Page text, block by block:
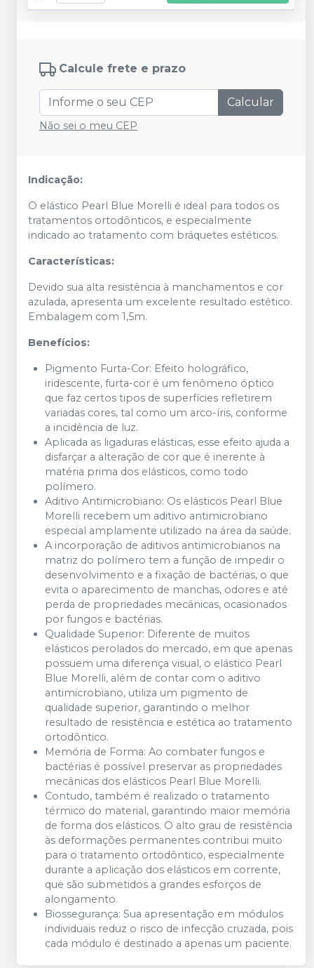
Calcule frete e prazo
Calcular
Não sei o meu CEP
Indicação:
O elástico Pearl Blue Morelli é ideal para todos os
tratamentos ortodônticos, e especialmente
indicado ao tratamento com bráquetes estéticos.
Características:
Devido sua alta resistência à manchamentos e cor
azulada, apresenta um excelente resultado estético.
Embalagem com 1,5m.
Benefícios:
Pigmento Furta-Cor: Efeito holográfico,
iridescente, furta-cor é um fenômeno óptico
que faz certos tipos de superfícies refletirem
variadas cores, tal como um arco-íris, conforme
a incidência de luz.
Aplicada as ligaduras elásticas, esse efeito ajuda a
disfarçar a alteração de cor que é inerente à
matéria prima dos elásticos, como todo
polímero.
Aditivo Antimicrobiano: Os elásticos Pearl Blue
Morelli recebem um aditivo antimicrobiano
especial amplamente utilizado na área da saúde.
A incorporação de aditivos antimicrobianos na
matriz do polímero tem a função de impedir o
desenvolvimento e a fixação de bactérias, o que
evita o aparecimento de manchas, odores e até
perda de propriedades mecânicas, ocasionados
por fungos e bactérias.
Qualidade Superior: Diferente de muitos
elásticos perolados do mercado, em que apenas
possuem uma diferença visual, o elástico Pearl
Blue Morelli, além de contar com o aditivo
antimicrobiano, utiliza um pigmento de
qualidade superior, garantindo o melhor
resultado de resistência e estética ao tratamento
ortodôntico.
Memória de Forma: Ao combater fungos e
bactérias é possível preservar as propriedades
mecânicas dos elásticos Pearl Blue Morelli.
Contudo, também é realizado o tratamento
térmico do material, garantindo maior memória
de forma dos elásticos. O alto grau de resistência
às deformações permanentes contribui muito
para o tratamento ortodôntico, especialmente
durante a aplicação dos elásticos em corrente,
que são submetidos a grandes esforços de
alongamento.
Biossegurança: Sua apresentação em módulos
individuais reduz o risco de infecção cruzada, pois
cada módulo é destinado a apenas um paciente.